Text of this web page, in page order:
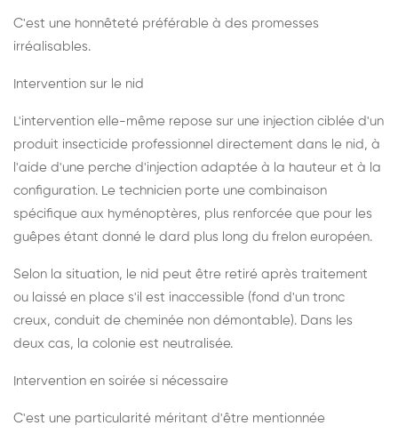
C'est une honnêteté préférable à des promesses
irréalisables.
Intervention sur le nid
L'intervention elle-même repose sur une injection ciblée d'un
produit insecticide professionnel directement dans le nid, à
l'aide d'une perche d'injection adaptée à la hauteur et à la
configuration. Le technicien porte une combinaison
spécifique aux hyménoptères, plus renforcée que pour les
guêpes étant donné le dard plus long du frelon européen.
Selon la situation, le nid peut être retiré après traitement
ou laissé en place s'il est inaccessible (fond d'un tronc
creux, conduit de cheminée non démontable). Dans les
deux cas, la colonie est neutralisée.
Intervention en soirée si nécessaire
C'est une particularité méritant d'être mentionnée